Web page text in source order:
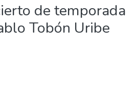
de temporada
Tobón Uribe